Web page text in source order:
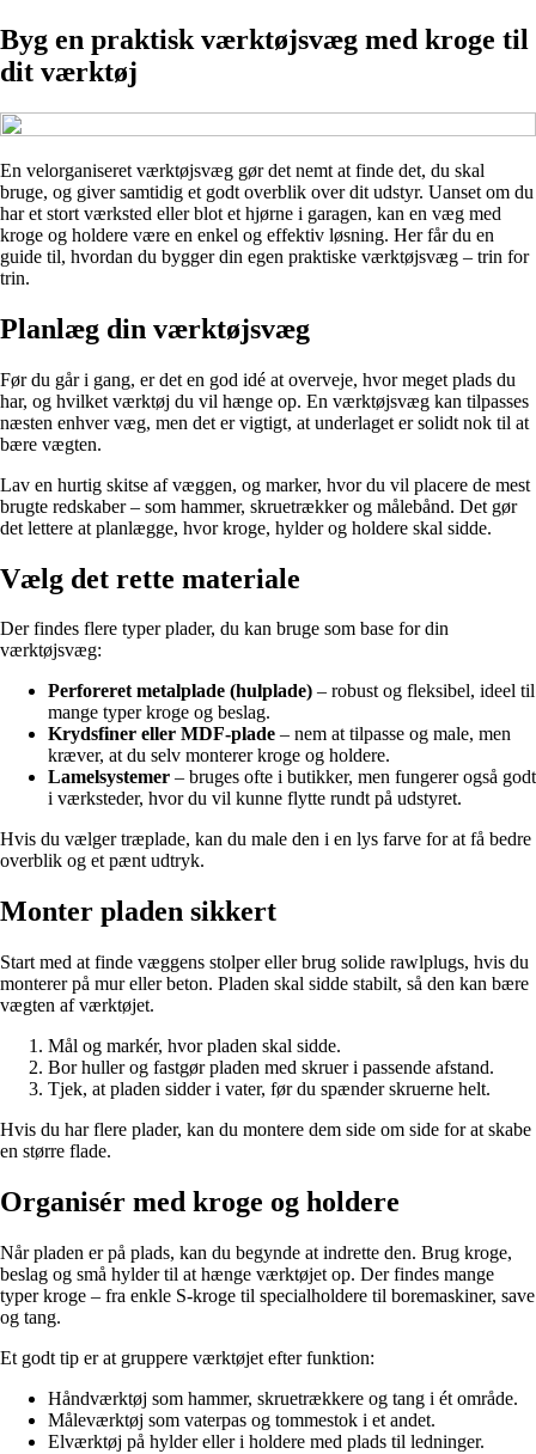
Byg en praktisk værktøjsvæg med kroge til
dit værktøj
En velorganiseret værktøjsvæg gør det nemt at finde det, du skal
bruge, og giver samtidig et godt overblik over dit udstyr. Uanset om du
har et stort værksted eller blot et hjørne i garagen, kan en væg med
kroge og holdere være en enkel og effektiv løsning. Her får du en
guide til, hvordan du bygger din egen praktiske værktøjsvæg – trin for
trin.
Planlæg din værktøjsvæg
Før du går i gang, er det en god idé at overveje, hvor meget plads du
har, og hvilket værktøj du vil hænge op. En værktøjsvæg kan tilpasses
næsten enhver væg, men det er vigtigt, at underlaget er solidt nok til at
bære vægten.
Lav en hurtig skitse af væggen, og marker, hvor du vil placere de mest
brugte redskaber – som hammer, skruetrækker og målebånd. Det gør
det lettere at planlægge, hvor kroge, hylder og holdere skal sidde.
Vælg det rette materiale
Der findes flere typer plader, du kan bruge som base for din
værktøjsvæg:
Perforeret metalplade (hulplade) – robust og fleksibel, ideel til
mange typer kroge og beslag.
Krydsfiner eller MDF-plade – nem at tilpasse og male, men
kræver, at du selv monterer kroge og holdere.
Lamelsystemer – bruges ofte i butikker, men fungerer også godt
i værksteder, hvor du vil kunne flytte rundt på udstyret.
Hvis du vælger træplade, kan du male den i en lys farve for at få bedre
overblik og et pænt udtryk.
Monter pladen sikkert
Start med at finde væggens stolper eller brug solide rawlplugs, hvis du
monterer på mur eller beton. Pladen skal sidde stabilt, så den kan bære
vægten af værktøjet.
Mål og markér, hvor pladen skal sidde.
Bor huller og fastgør pladen med skruer i passende afstand.
Tjek, at pladen sidder i vater, før du spænder skruerne helt.
Hvis du har flere plader, kan du montere dem side om side for at skabe
en større flade.
Organisér med kroge og holdere
Når pladen er på plads, kan du begynde at indrette den. Brug kroge,
beslag og små hylder til at hænge værktøjet op. Der findes mange
typer kroge – fra enkle S-kroge til specialholdere til boremaskiner, save
og tang.
Et godt tip er at gruppere værktøjet efter funktion:
Håndværktøj som hammer, skruetrækkere og tang i ét område.
Måleværktøj som vaterpas og tommestok i et andet.
Elværktøj på hylder eller i holdere med plads til ledninger.